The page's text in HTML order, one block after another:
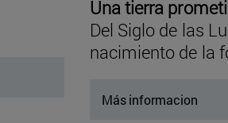
Una tierra
Del Siglo de las
nacimiento de la
Más informacion